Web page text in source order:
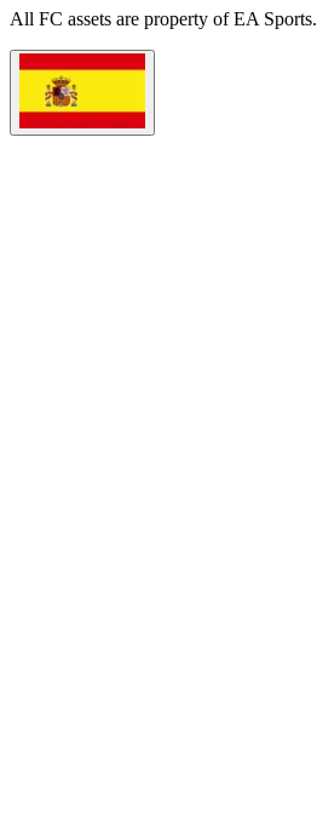
All FC assets are property of EA Sports.